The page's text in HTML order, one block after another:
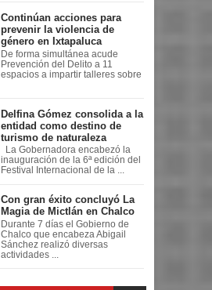
Continúan acciones para
prevenir la violencia de
género en Ixtapaluca
De forma simultánea acude
Prevención del Delito a 11
espacios a impartir talleres sobre
Delfina Gómez consolida a la
entidad como destino de
turismo de naturaleza
La Gobernadora encabezó la
inauguración de la 6ª edición del
Festival Internacional de la ...
Con gran éxito concluyó La
Magia de Mictlán en Chalco
Durante 7 días el Gobierno de
Chalco que encabeza Abigail
Sánchez realizó diversas
actividades ...